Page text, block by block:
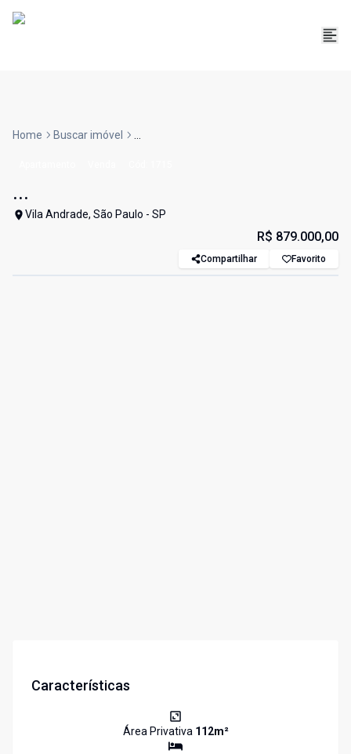
Home Buscar imóvel ...
...
Vila Andrade, São Paulo - SP
R$ 879.000,00
Compartilhar Favorito
Características
Área Privativa 112m²